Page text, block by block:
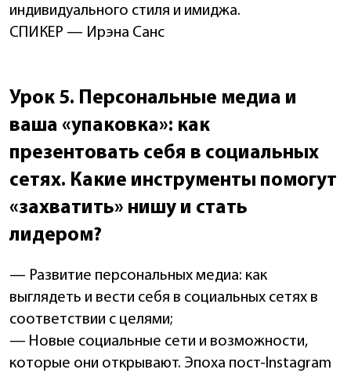
индивидуального стиля и имиджа.
СПИКЕР — Ирэна Санс
Урок 5. Персональные медиа и
ваша «упаковка»: как
презентовать себя в социальных
сетях. Какие инструменты помогут
«захватить» нишу и стать
лидером?
— Развитие персональных медиа: как
выглядеть и вести себя в социальных сетях в
соответствии с целями;
— Новые социальные сети и возможности,
которые они открывают. Эпоха пост-Instagram